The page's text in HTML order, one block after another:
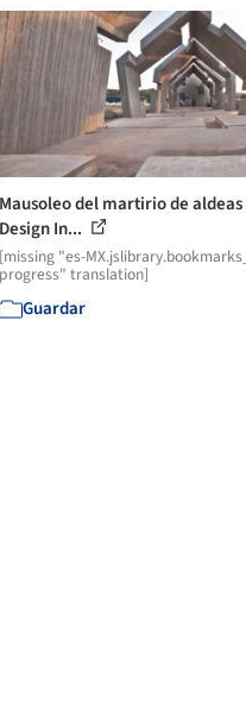
Mausoleo del martirio de
Design In...
[missing "es-
progress" translation]
Guardar